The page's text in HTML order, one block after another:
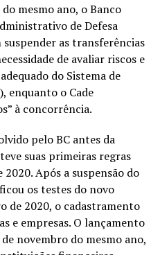
mesmo ano, oBanco
de Defesa
as transferências
de avaliar riscos e
do Sistema de
enquanto o Cade
à concorrência.
pelo BC antes da
suas primeiras regras
Após a suspensão do
os testes do novo
de 2020, o cadastramento
e empresas. O lançamento
novembro do mesmo ano,